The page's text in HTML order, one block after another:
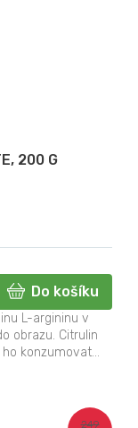
200 G
Do košíku
L-argininu v
obrazu. Citrulin
konzumovat...
249